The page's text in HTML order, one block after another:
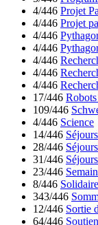
4/446 Projet
4/446 Projet
4/446
4/446
4/446
4/446
4/446
17/446 Robots
109/446
4/446 Science
14/446
28/446
31/446
23/446
8/446
343/446
12/446 Sortie
64/446